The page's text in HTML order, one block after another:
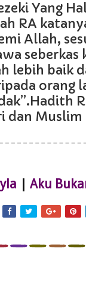
Yang
RA
Allah,
seberkas
lebih baik
orang
dan Muslim
| Aku